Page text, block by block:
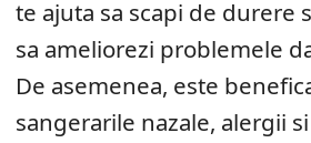
te ajuta sa scapi de durere
sa ameliorezi problemele
De asemenea, este
sangerarile nazale, alergii